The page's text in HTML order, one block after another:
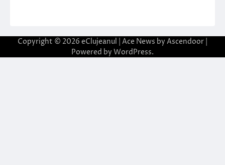
Copyright © 2026 eClujeanul | Ace News by Ascendoor
Powered by WordPress.